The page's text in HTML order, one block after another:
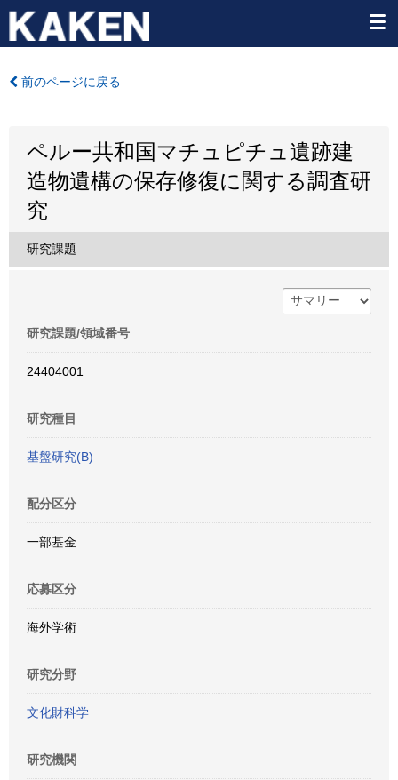
前のページに戻る
ペルー共和国マチュピチュ遺跡建
造物遺構の保存修復に関する調査研
究
研究課題
研究課題/領域番号
24404001
研究種目
基盤研究(B)
配分区分
一部基金
応募区分
海外学術
研究分野
文化財科学
研究機関